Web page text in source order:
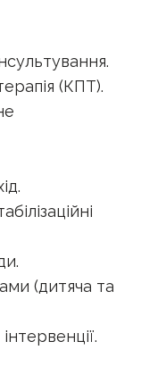
(КПТ).
(дитяча та